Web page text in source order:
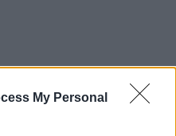
My Personal